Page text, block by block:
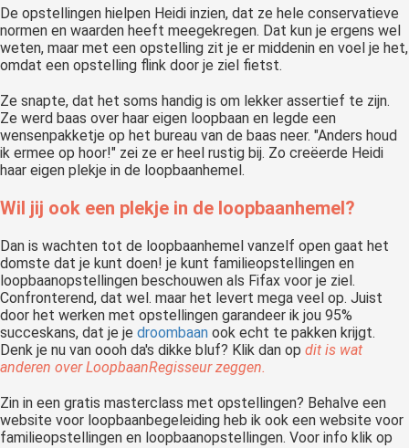
De opstellingen hielpen Heidi inzien, dat ze hele conservatieve
normen en waarden heeft meegekregen. Dat kun je ergens wel
weten, maar met een opstelling zit je er middenin en voel je het,
omdat een opstelling flink door je ziel fietst.
Ze snapte, dat het soms handig is om lekker assertief te zijn.
Ze werd baas over haar eigen loopbaan en legde een
wensenpakketje op het bureau van de baas neer. "Anders houd
ik ermee op hoor!" zei ze er heel rustig bij. Zo creëerde Heidi
haar eigen plekje in de loopbaanhemel.
Wil jij ook een plekje in de loopbaanhemel?
Dan is wachten tot de loopbaanhemel vanzelf open gaat het
domste dat je kunt doen! je kunt familieopstellingen en
loopbaanopstellingen beschouwen als Fifax voor je ziel.
Confronterend, dat wel. maar het levert mega veel op. Juist
door het werken met opstellingen garandeer ik jou 95%
succeskans, dat je je droombaan ook echt te pakken krijgt.
Denk je nu van oooh da's dikke bluf? Klik dan op dit is wat
anderen over LoopbaanRegisseur zeggen.
Zin in een gratis masterclass met opstellingen? Behalve een
website voor loopbaanbegeleiding heb ik ook een website voor
familieopstellingen en loopbaanopstellingen. Voor info klik op